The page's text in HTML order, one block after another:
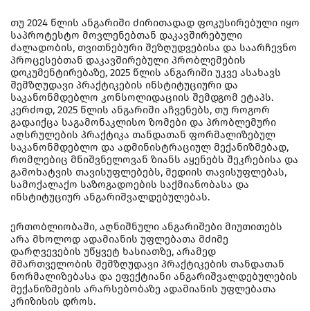
თუ 2024 წლის ანგარიში ძირითადად ფოკუსირებული იყო
საპროტესტო მოვლენებთან დაკავშირებული
ძალადობის, თვითნებური შეზღუდვებისა და საარჩევნო
პროცესებთან დაკავშირებული პრობლემების
დოკუმენტირებაზე, 2025 წლის ანგარიში უკვე ასახავს
შემზღუდავი პრაქტიკების ინსტიტუციური და
საკანონმდებლო კონსოლიდაციის შემდგომ ეტაპს.
კერძოდ, 2025 წლის ანგარიში აჩვენებს, თუ როგორ
გადაიქცა საგამონაკლისო ზომები და პრობლემური
აღსრულების პრაქტიკა თანდათან ფორმალიზებულ
საკანონმდებლო და ადმინისტრაციულ მექანიზმებად,
რომლებიც მნიშვნელოვან ზიანს აყენებს შეკრებისა და
გამოხატვის თავისუფლებებს, მედიის თავისუფლებას,
სამოქალაქო საზოგადოების საქმიანობასა და
ინსტიტუციურ ანგარიშვალდებულებას.
ერთობლიობაში, აღნიშნული ანგარიშები მიუთითებს
არა მხოლოდ ადამიანის უფლებათა მძიმე
დარღვევების უწყვეტ ხასიათზე, არამედ
მმართველობის შემზღუდავი პრაქტიკების თანდათან
ნორმალიზებასა და ეფექტიანი ანგარიშვალდებულების
მექანიზმების არარსებობაზე ადამიანის უფლებათა
კრიზისის დროს.